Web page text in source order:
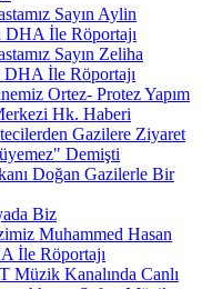
Sayın Aylin
İle Röportajı
Sayın Zeliha
İle Röportajı
Ortez- Protez Yapım
Hk. Haberi
Gazilere Ziyaret
Demişti
Doğan Gazilerle Bir
Biz
Muhammed Hasan
İle Röportajı
Müzik Kanalında Canlı